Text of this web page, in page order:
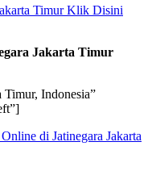
Jakarta Timur
Timur, Indonesia”
di Jatinegara Jakarta